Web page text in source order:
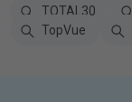
TOTAL30
TopVue